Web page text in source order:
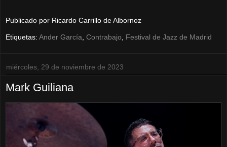
Publicado por Ricardo Carrillo de Albornoz
Etiquetas: Ander García, Contrabajo, Festival de Jazz de Madrid
miércoles, 29 de noviembre de 2023
Mark Guiliana